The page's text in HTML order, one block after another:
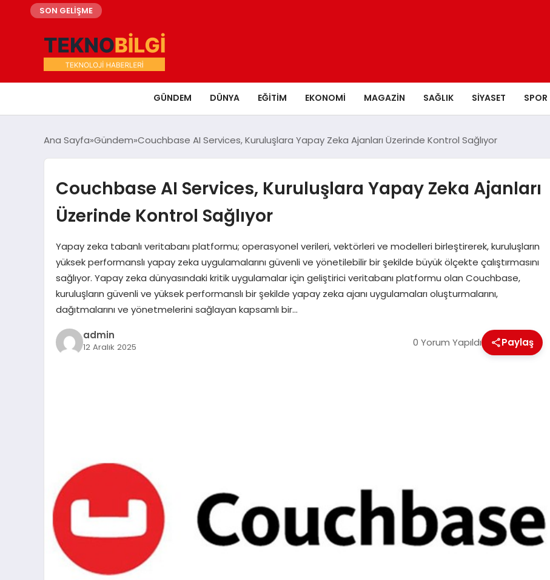
SON GELİŞME
GÜNDEM DÜNYA EĞITIM EKONOMI MAGAZIN SAĞLIK SIYASET SPOR
Ana Sayfa Gündem Couchbase AI Services, Kuruluşlara Yapay Zeka Ajanları Üzerinde Kontrol Sağlıyor
Couchbase AI Services, Kuruluşlara Yapay Zeka Ajanları
Üzerinde Kontrol Sağlıyor
Yapay zeka tabanlı veritabanı platformu; operasyonel verileri, vektörleri ve modelleri birleştirerek, kuruluşların
yüksek performanslı yapay zeka uygulamalarını güvenli ve yönetilebilir bir şekilde büyük ölçekte çalıştırmasını
sağlıyor. Yapay zeka dünyasındaki kritik uygulamalar için geliştirici veritabanı platformu olan Couchbase,
kuruluşların güvenli ve yüksek performanslı bir şekilde yapay zeka ajanı uygulamaları oluşturmalarını,
dağıtmalarını ve yönetmelerini sağlayan kapsamlı bir…
admin
12 Aralık 2025 0 Yorum Yapıldı Paylaş